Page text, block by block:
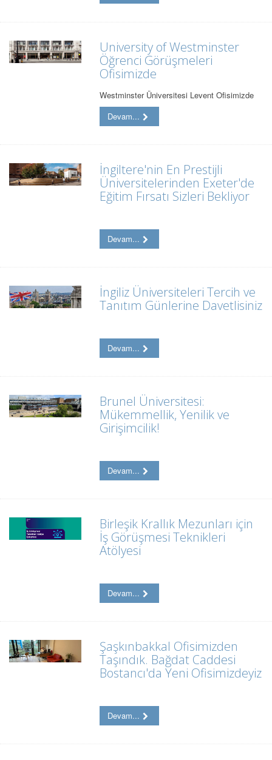
University of Westminster
Öğrenci Görüşmeleri
Ofisimizde
Westminster Üniversitesi Levent Ofisimizde
Devam...
İngiltere'nin En Prestijli
Üniversitelerinden Exeter'de
Eğitim Fırsatı Sizleri Bekliyor
Devam...
İngiliz Üniversiteleri Tercih ve
Tanıtım Günlerine Davetlisiniz
Devam...
Brunel Üniversitesi:
Mükemmellik, Yenilik ve
Girişimcilik!
Devam...
Birleşik Krallık Mezunları için
İş Görüşmesi Teknikleri
Atölyesi
Devam...
Şaşkınbakkal Ofisimizden
Taşındık. Bağdat Caddesi
Bostancı'da Yeni Ofisimizdeyiz
Devam...